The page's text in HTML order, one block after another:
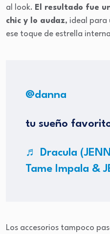
al look. El resultado fue
chic y lo audaz, ideal para
ese toque de estrella
@danna
tu sueño
♬ Dracula
Tame Impala &
Los accesorios tampoco